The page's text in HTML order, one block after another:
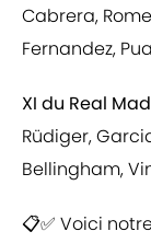
Cabrera,
Fernandez,
XI du Real
Rüdiger,
Bellingham,
📋✅ Voici